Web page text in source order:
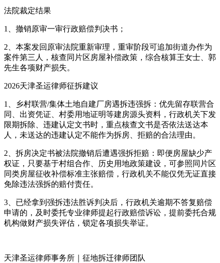
法院裁定结果
1、撤销原审一审行政赔偿判决书；
2、本案发回原审法院重新审理，重审阶段可追加街道办作为
案件第三人，核查同片区房屋补偿政策，综合核算王女士、郭
先生各项财产损失。
2026天津圣运律师征拆建议
1、乡村联营/集体土地自建厂房遇拆违强拆：优先留存联营合
同、出资凭证、村委用地证明等建房源头资料，行政机关下发
限期拆除、违建认定文书时，重点核查文书是否依法送达本
人，未送达的违建认定不能作为拆房、拒赔的合法理由。
2、拆房决定书被法院撤销后遭遇强拆拒赔：即便房屋缺少产
权证，只要基于村组合作、历史用地政策建设，可参照同片区
同类房屋征收补偿标准主张赔偿，行政机关不能仅凭无证直接
免除违法强拆的赔付责任。
3、已经拿到强拆违法胜诉判决后，行政机关逾期不答复赔偿
申请的，及时委托专业律师提起行政赔偿诉讼，提前委托合规
机构做财产损失评估，锁定各项损失举证。
天津圣运律师事务所｜征地拆迁律师团队